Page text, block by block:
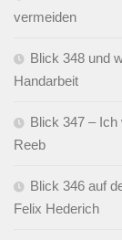
vermeiden
Blick 348 und
Handarbeit
Blick 347 – Ich
Reeb
Blick 346 auf
Felix Hederich